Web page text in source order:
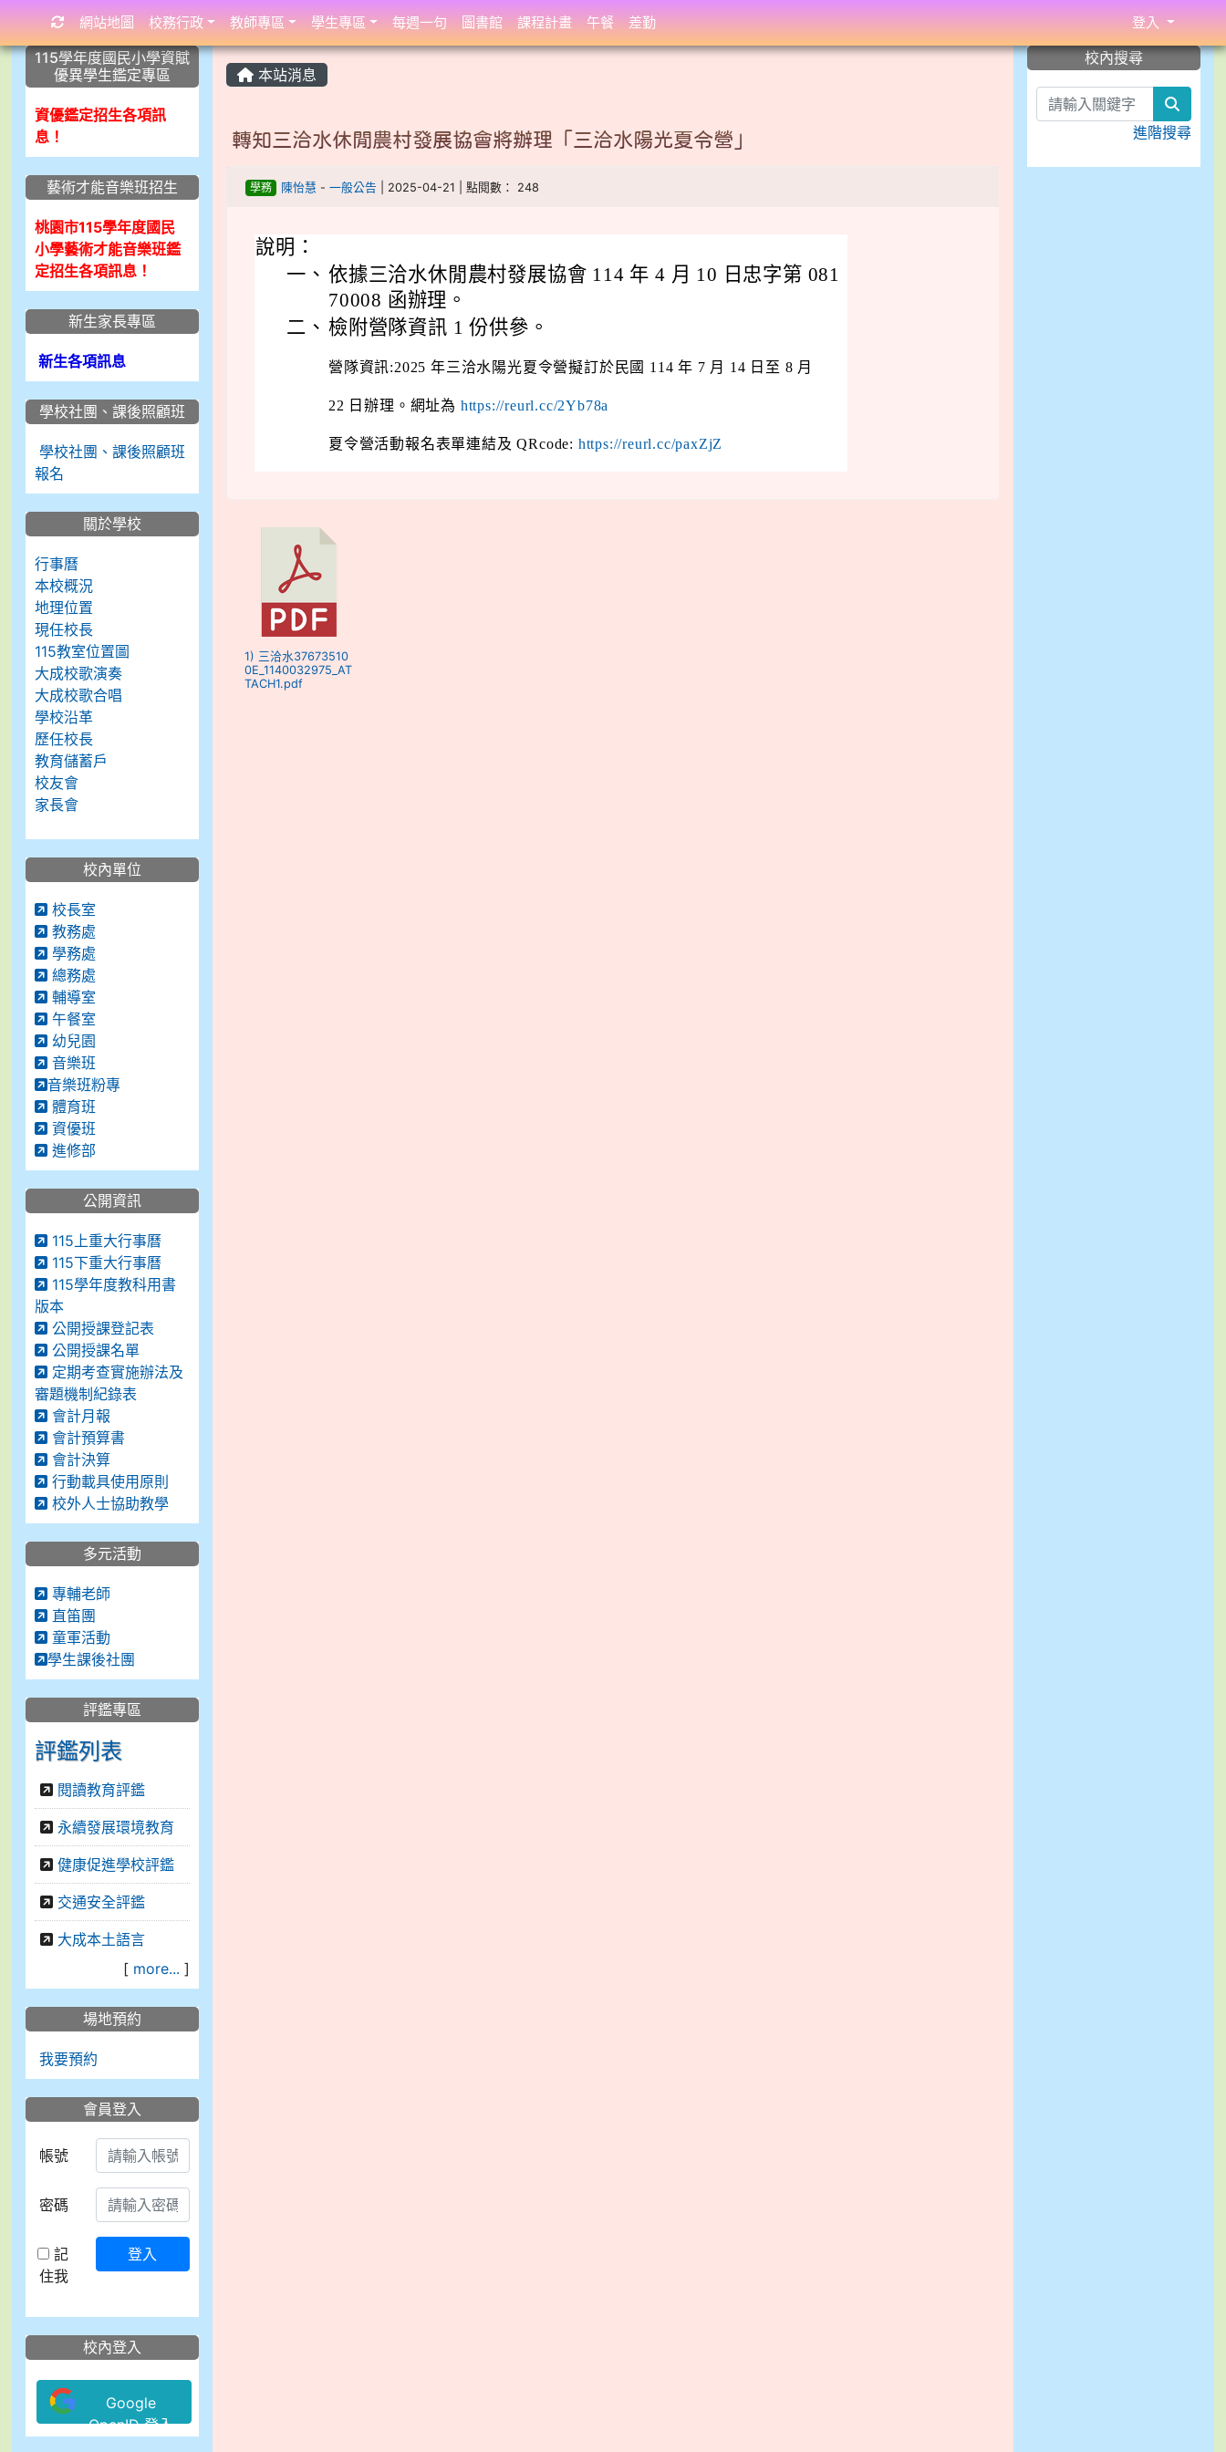
:::
本站消息
轉知三洽水休閒農村發展協會將辦理「三洽水陽光夏令營」
學務 陳怡慧 - 一般公告 | 2025-04-21 | 點閱數： 248
說明：
一、 依據三洽水休閒農村發展協會 114 年 4 月 10 日忠字第 081
70008 函辦理。
二、 檢附營隊資訊 1 份供參。
營隊資訊:2025 年三洽水陽光夏令營擬訂於民國 114 年 7 月 14 日至 8 月
22 日辦理。網址為 https://reurl.cc/2Yb78a
夏令營活動報名表單連結及 QRcode: https://reurl.cc/paxZjZ
1) 三洽水37673510
0E_1140032975_AT
TACH1.pdf
:::115學年度國民小學資賦
優異學生鑑定專區
資優鑑定招生各項訊
息！
藝術才能音樂班招生
桃園市115學年度國民
小學藝術才能音樂班鑑
定招生各項訊息！
新生家長專區
新生各項訊息
學校社團、課後照顧班
學校社團、課後照顧班
報名
關於學校
行事曆
本校概況
地理位置
現任校長
115教室位置圖
大成校歌演奏
大成校歌合唱
學校沿革
歷任校長
教育儲蓄戶
校友會
家長會
校內單位
校長室
教務處
學務處
總務處
輔導室
午餐室
幼兒園
音樂班
音樂班粉專
體育班
資優班
進修部
公開資訊
115上重大行事曆
115下重大行事曆
115學年度教科用書
版本
公開授課登記表
公開授課名單
定期考查實施辦法及
審題機制紀錄表
會計月報
會計預算書
會計決算
行動載具使用原則
校外人士協助教學
多元活動
專輔老師
直笛團
童軍活動
學生課後社團
評鑑專區
評鑑列表
閱讀教育評鑑
永續發展環境教育
健康促進學校評鑑
交通安全評鑑
大成本土語言
[ more... ]
場地預約
我要預約
會員登入
帳號
密碼
記
住我
登入
校內登入
Google
OpenID 登入
::: 校內搜尋
進階搜尋
::: 網站地圖 校務行政 教師專區 學生專區 每週一句 圖書館 課程計畫 午餐 差勤 登入